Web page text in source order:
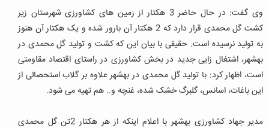
وی گفت: در حال حاضر 3 هکتار از زمین های کشاورزی شهرستان زیر
کشت گل محمدی قرار دارد که 2 هکتار آن بارور شده و یک هکتار آن هنوز
به تولید نرسیده است. حقیقی با بیان این که کشت و تولید گل محمدی در
بهشهر، اشتغال زایی جدید در بخش کشاورزی در راستای اقتصاد مقاومتی
است، اظهار کرد: با تولید گل محمدی در بهشهر علاوه بر گلاب استحصالی از
این باغات، اسانس، گلبرگ خشک شده، غنچه و.. هم تهیه می شود.
مدیر جهاد کشاورزی بهشهر با اعلام اینکه از هر هکتار 2تن گل محمدی